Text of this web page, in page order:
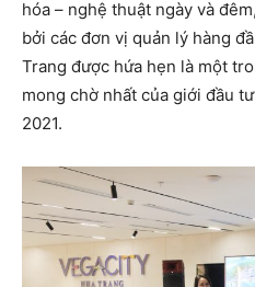
hóa – nghệ thuật ngày và
bởi các đơn vị quản lý hàng
Trang được hứa hẹn là một
mong chờ nhất của giới đầu
2021.